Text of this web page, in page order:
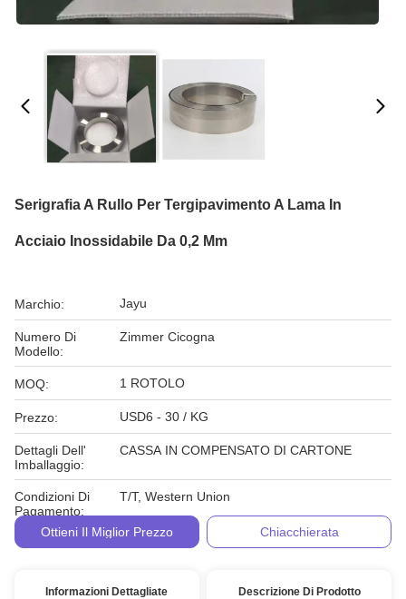
Serigrafia A Rullo Per Tergipavimento A Lama In
Acciaio Inossidabile Da 0,2 Mm
Marchio: Jayu
Numero Di
Modello:
Zimmer Cicogna
MOQ: 1 ROTOLO
Prezzo: USD6 - 30 / KG
Dettagli Dell'
Imballaggio:
CASSA IN COMPENSATO DI CARTONE
Condizioni Di
Pagamento:
T/T, Western Union
Ottieni Il Miglior Prezzo Chiacchierata
Informazioni Dettagliate Descrizione Di Prodotto